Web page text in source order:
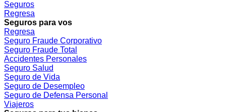
Seguros
Regresa
Seguros para vos
Regresa
Seguro Fraude Corporativo
Seguro Fraude Total
Accidentes Personales
Seguro Salud
Seguro de Vida
Seguro de Desempleo
Seguro de Defensa Personal
Viajeros